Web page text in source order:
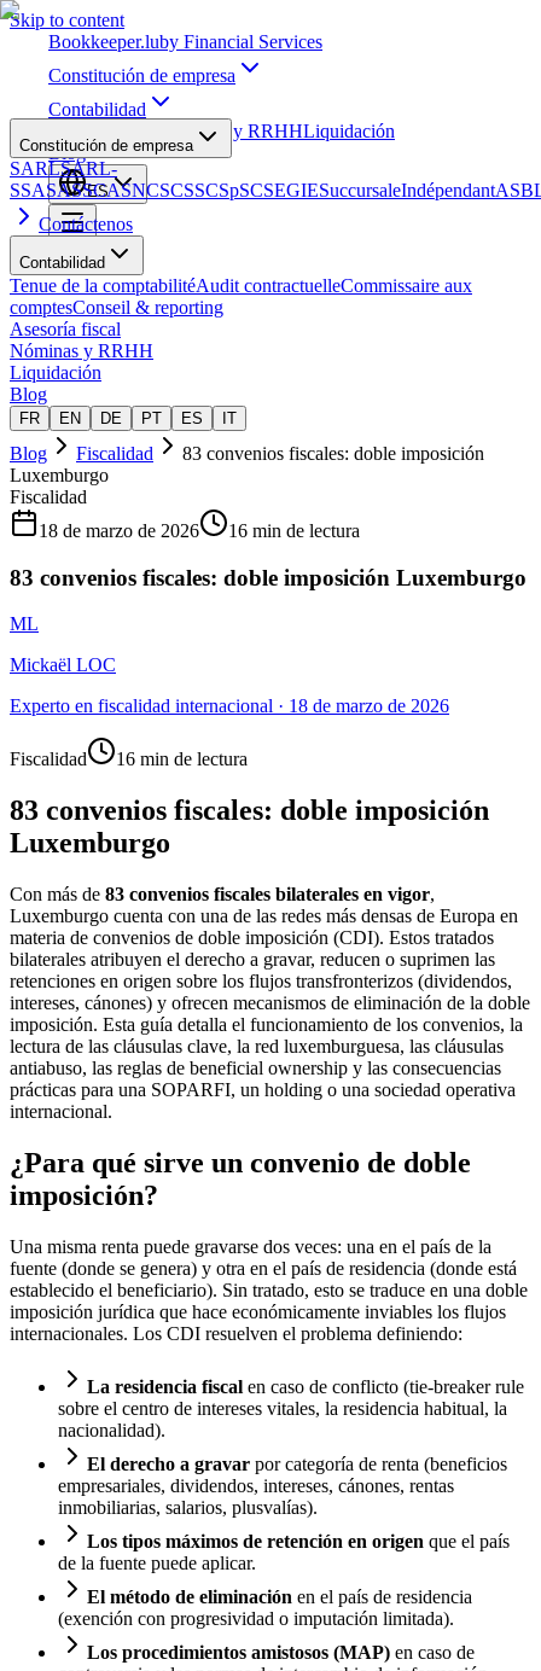
Skip to content
Bookkeeper.luby Financial Services
Constitución de empresa
Contabilidad
Nóminas y RRHHLiquidación
Blog
ES
Constitución de empresa
SARLSARL-
SSASASSCASNCSCSSCSpSCSEGIESuccursaleIndépendant
Contáctenos
Contabilidad
Tenue de la comptabilitéAudit contractuelleCommissaire aux
comptesConseil & reporting
Asesoría fiscal
Nóminas y RRHH
Liquidación
Blog
FR EN DE PT ES IT
Blog Fiscalidad
83 convenios fiscales: doble imposición
Luxemburgo
Fiscalidad
18 de marzo de 2026
16 min de lectura
83 convenios fiscales: doble imposición Luxemburgo
ML
Mickaël LOC
Experto en fiscalidad internacional · 18 de marzo de 2026
Fiscalidad 16 min de lectura
83 convenios fiscales: doble imposición
Luxemburgo
Con más de 83 convenios fiscales bilaterales en vigor,
Luxemburgo cuenta con una de las redes más densas de Europa en
materia de convenios de doble imposición (CDI). Estos tratados
bilaterales atribuyen el derecho a gravar, reducen o suprimen las
retenciones en origen sobre los flujos transfronterizos (dividendos,
intereses, cánones) y ofrecen mecanismos de eliminación de la doble
imposición. Esta guía detalla el funcionamiento de los convenios, la
lectura de las cláusulas clave, la red luxemburguesa, las cláusulas
antiabuso, las reglas de beneficial ownership y las consecuencias
prácticas para una SOPARFI, un holding o una sociedad operativa
internacional.
¿Para qué sirve un convenio de doble
imposición?
Una misma renta puede gravarse dos veces: una en el país de la
fuente (donde se genera) y otra en el país de residencia (donde está
establecido el beneficiario). Sin tratado, esto se traduce en una doble
imposición jurídica que hace económicamente inviables los flujos
internacionales. Los CDI resuelven el problema definiendo:
La residencia fiscal en caso de conflicto (tie-breaker rule
sobre el centro de intereses vitales, la residencia habitual, la
nacionalidad).
El derecho a gravar por categoría de renta (beneficios
empresariales, dividendos, intereses, cánones, rentas
inmobiliarias, salarios, plusvalías).
Los tipos máximos de retención en origen que el país
de la fuente puede aplicar.
El método de eliminación en el país de residencia
(exención con progresividad o imputación limitada).
Los procedimientos amistosos (MAP) en caso de